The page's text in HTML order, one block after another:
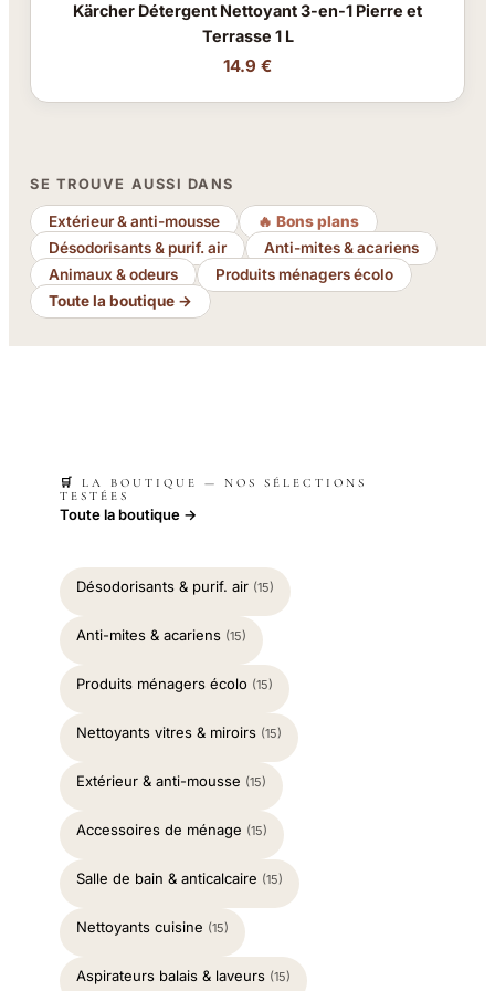
Kärcher Détergent Nettoyant 3-en-1 Pierre et
Terrasse 1 L
14.9 €
SE TROUVE AUSSI DANS
Extérieur & anti-mousse
🔥 Bons plans
Désodorisants & purif. air
Anti-mites & acariens
Animaux & odeurs
Produits ménagers écolo
Toute la boutique →
🛒 LA BOUTIQUE — NOS SÉLECTIONS
TESTÉES
Toute la boutique →
Désodorisants & purif. air (15)
Anti-mites & acariens (15)
Produits ménagers écolo (15)
Nettoyants vitres & miroirs (15)
Extérieur & anti-mousse (15)
Accessoires de ménage (15)
Salle de bain & anticalcaire (15)
Nettoyants cuisine (15)
Aspirateurs balais & laveurs (15)